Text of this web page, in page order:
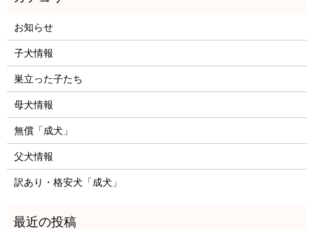
お知らせ
子犬情報
巣立った子たち
母犬情報
無償「成犬」
父犬情報
訳あり・格安犬「成犬」